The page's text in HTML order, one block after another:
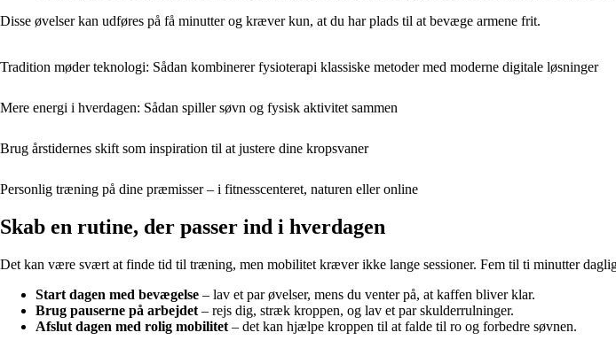
Disse øvelser kan udføres på få minutter og kræver kun, at du har plads til at bevæge armene frit.
Tradition møder teknologi: Sådan kombinerer fysioterapi klassiske metoder med moderne digitale løsninger
Mere energi i hverdagen: Sådan spiller søvn og fysisk aktivitet sammen
Brug årstidernes skift som inspiration til at justere dine kropsvaner
Personlig træning på dine præmisser – i fitnesscenteret, naturen eller online
Skab en rutine, der passer ind i hverdagen
Det kan være svært at finde tid til træning, men mobilitet kræver ikke lange sessioner. Fem til ti minutter
Start dagen med bevægelse – lav et par øvelser, mens du venter på, at kaffen bliver klar.
Brug pauserne på arbejdet – rejs dig, stræk kroppen, og lav et par skulderrulninger.
Afslut dagen med rolig mobilitet – det kan hjælpe kroppen til at falde til ro og forbedre søvnen.